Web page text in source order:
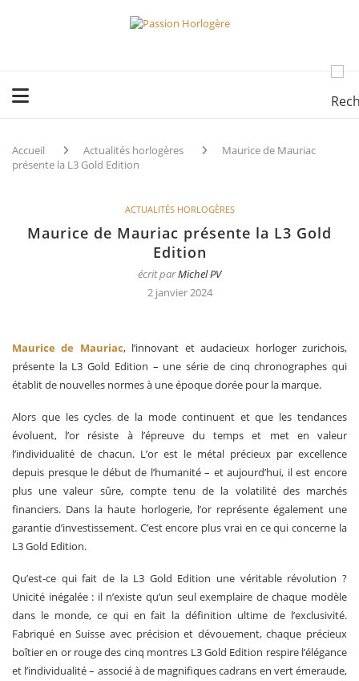
Accueil Actualités horlogères
Maurice de Mauriac
présente la L3 Gold Edition
ACTUALITÉS HORLOGÈRES
Maurice de Mauriac présente la L3 Gold
Edition
écrit parMichel PV
2 janvier 2024
Maurice de Mauriac, l’innovant et audacieux horloger zurichois,
présente la L3 Gold Edition – une série de cinq chronographes qui
établit de nouvelles normes à une époque dorée pour la marque.
Alors que les cycles de la mode continuent et que les tendances
évoluent, l’or résiste à l’épreuve du temps et met en valeur
l’individualité de chacun. L’or est le métal précieux par excellence
depuis presque le début de l’humanité – et aujourd’hui, il est encore
plus une valeur sûre, compte tenu de la volatilité des marchés
financiers. Dans la haute horlogerie, l’or représente également une
garantie d’investissement. C’est encore plus vrai en ce qui concerne la
L3 Gold Edition.
Qu’est-ce qui fait de la L3 Gold Edition une véritable révolution ?
Unicité inégalée : il n’existe qu’un seul exemplaire de chaque modèle
dans le monde, ce qui en fait la définition ultime de l’exclusivité.
Fabriqué en Suisse avec précision et dévouement, chaque précieux
boîtier en or rouge des cinq montres L3 Gold Edition respire l’élégance
et l’individualité – associé à de magnifiques cadrans en vert émeraude,